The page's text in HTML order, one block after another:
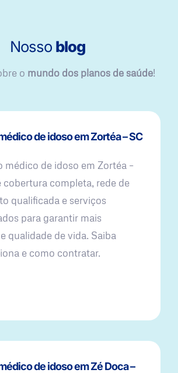
Nosso blog
o mundo dos planos de saúde!
de idoso em Zortéa – SC
médico de idoso em Zortéa –
cobertura completa, rede de
qualificada e serviços
para garantir mais
qualidade de vida. Saiba
e como contratar.
de idoso em Zé Doca –